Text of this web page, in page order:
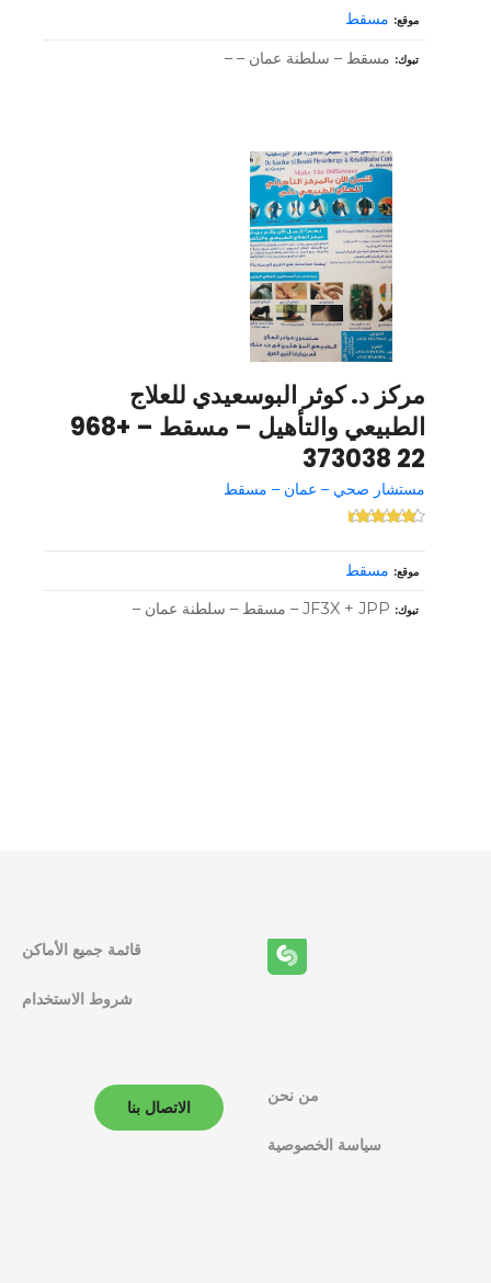
موقع مسقط
تبوك مسقط – سلطنة عمان – –
مركز د. كوثر البوسعيدي للعلاج
الطبيعي والتأهيل – مسقط – +968
22 373038
مستشار صحي – عمان – مسقط
موقع مسقط
تبوك JF3X + JPP – مسقط – سلطنة عمان –
قائمة جميع الأماكن
شروط الاستخدام
من نحن
سياسة الخصوصية
الاتصال بنا